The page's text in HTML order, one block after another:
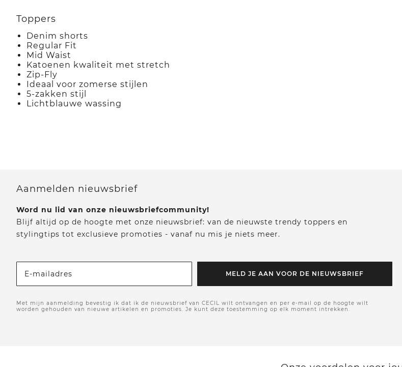
Toppers
Denim shorts
Regular Fit
Mid Waist
Katoenen kwaliteit met stretch
Zip-Fly
Ideaal voor zomerse stijlen
5-zakken stijl
Lichtblauwe wassing
Aanmelden nieuwsbrief
Word nu lid van onze nieuwsbriefcommunity!
Blijf altijd op de hoogte met onze nieuwsbrief: van de nieuwste trendy toppers en
stylingtips tot exclusieve promoties - vanaf nu mis je niets meer.
E-mailadres MELD JE AAN VOOR DE NIEUWSBRIEF
Met mijn aanmelding bevestig ik dat ik de nieuwsbrief van CECIL wilt ontvangen en per e-mail op de hoogte wilt
worden gehouden van nieuwe artikelen en promoties. Je kunt deze toestemming op elk moment intrekken.